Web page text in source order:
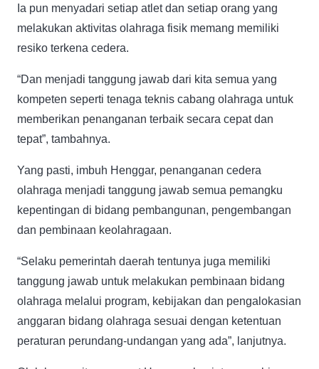
Ia pun menyadari setiap atlet dan setiap orang yang
melakukan aktivitas olahraga fisik memang memiliki
resiko terkena cedera.
“Dan menjadi tanggung jawab dari kita semua yang
kompeten seperti tenaga teknis cabang olahraga untuk
memberikan penanganan terbaik secara cepat dan
tepat”, tambahnya.
Yang pasti, imbuh Henggar, penanganan cedera
olahraga menjadi tanggung jawab semua pemangku
kepentingan di bidang pembangunan, pengembangan
dan pembinaan keolahragaan.
“Selaku pemerintah daerah tentunya juga memiliki
tanggung jawab untuk melakukan pembinaan bidang
olahraga melalui program, kebijakan dan pengalokasian
anggaran bidang olahraga sesuai dengan ketentuan
peraturan perundang-undangan yang ada”, lanjutnya.